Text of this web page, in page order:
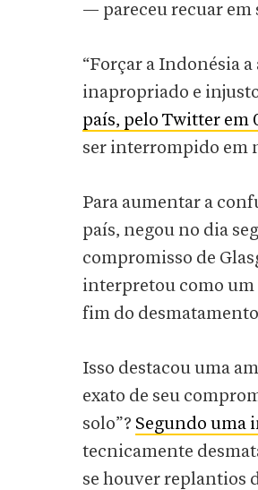
— pareceu recuar em
“Forçar a Indonésia
inapropriado e
país, pelo Twitter em
ser interrompido em
Para aumentar a
país, negou no dia
compromisso de
interpretou como um
fim do
Isso destacou uma
exato de seu
solo”? Segundo uma
tecnicamente
se houver replantios